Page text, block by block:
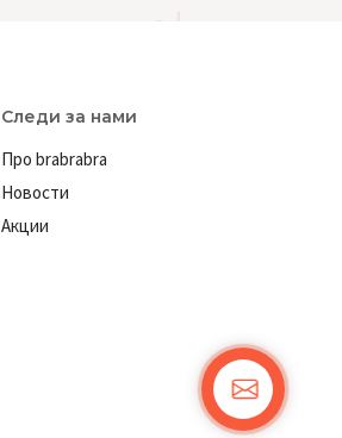
Следи за нами
Про brabrabra
Новости
Акции